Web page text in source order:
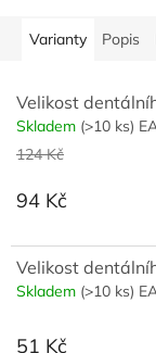
Varianty Popis
Velikost
Skladem (>10 ks)
124 Kč
94 Kč
Velikost
Skladem (>10 ks)
51 Kč